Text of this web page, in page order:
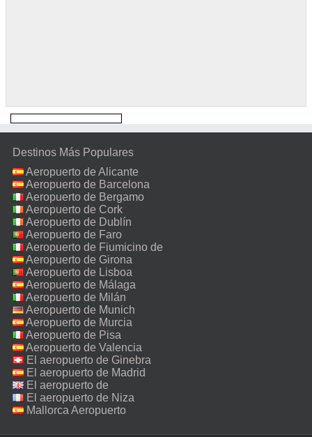
Destinos Más Populares
Aeropuerto de Alicante
Aeropuerto de Barcelona
Aeropuerto de Bergamo
Aeropuerto de Cork
Aeropuerto de Dublín
Aeropuerto de Faro
Aeropuerto de Fiumicino de
Roma
Aeropuerto de Girona
Aeropuerto de Lisboa
Aeropuerto de Málaga
Aeropuerto de Milán
Malpensa
Aeropuerto de Munich
Aeropuerto de Murcia
Aeropuerto de Pisa
Aeropuerto de Valencia
El aeropuerto de Ginebra
El aeropuerto de Madrid
El aeropuerto de
Manchester
El aeropuerto de Niza
Mallorca Aeropuerto